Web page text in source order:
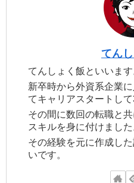
てん
てんしょく飯といいます
新卒時から外資系企業
てキャリアスタートし
その間に数回の転職と
スキルを身に付けました
その経験を元に作成し
いです。